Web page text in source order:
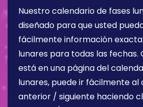
Nuestro calendario de fases
diseñado para que usted
fácilmente información exacta
lunares para todas las fechas.
está en una página del
lunares, puede ir fácilmente al
anterior / siguiente haciendo